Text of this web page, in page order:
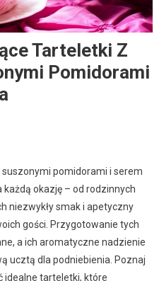
Tarteletki Z
Pomidorami
pomidorami i serem
okazję – od rodzinnych
niezwykły smak i apetyczny
gości. Przygotowanie tych
a ich aromatyczne nadzienie
ucztą dla podniebienia. Poznaj
idealne tarteletki, które